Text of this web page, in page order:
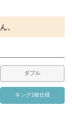
。
ダブル
キング1枚仕様